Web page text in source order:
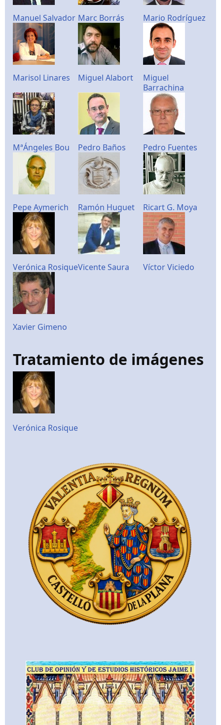
Manuel Salvador Marc Borrás Mario Rodríguez
Marisol Linares Miguel Alabort
Miguel
Barrachina
MªÁngeles Bou Pedro Baños Pedro Fuentes
Pepe Aymerich Ramón Huguet Ricart G. Moya
Verónica RosiqueVicente Saura Víctor Viciedo
Xavier Gimeno
Tratamiento de imágenes
Verónica Rosique